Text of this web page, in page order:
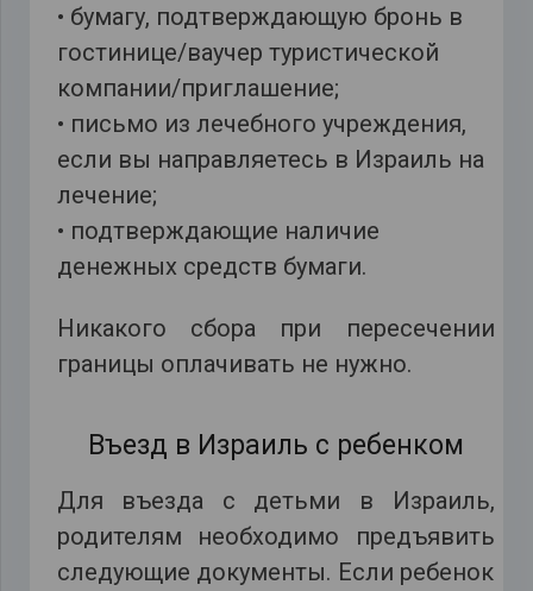
• бумагу, подтверждающую бронь в
гостинице/ваучер туристической
компании/приглашение;
• письмо из лечебного учреждения,
если вы направляетесь в Израиль на
лечение;
• подтверждающие наличие
денежных средств бумаги.
Никакого сбора при пересечении
границы оплачивать не нужно.
Въезд в Израиль с ребенком
Для въезда с детьми в Израиль,
родителям необходимо предъявить
следующие документы. Если ребенок